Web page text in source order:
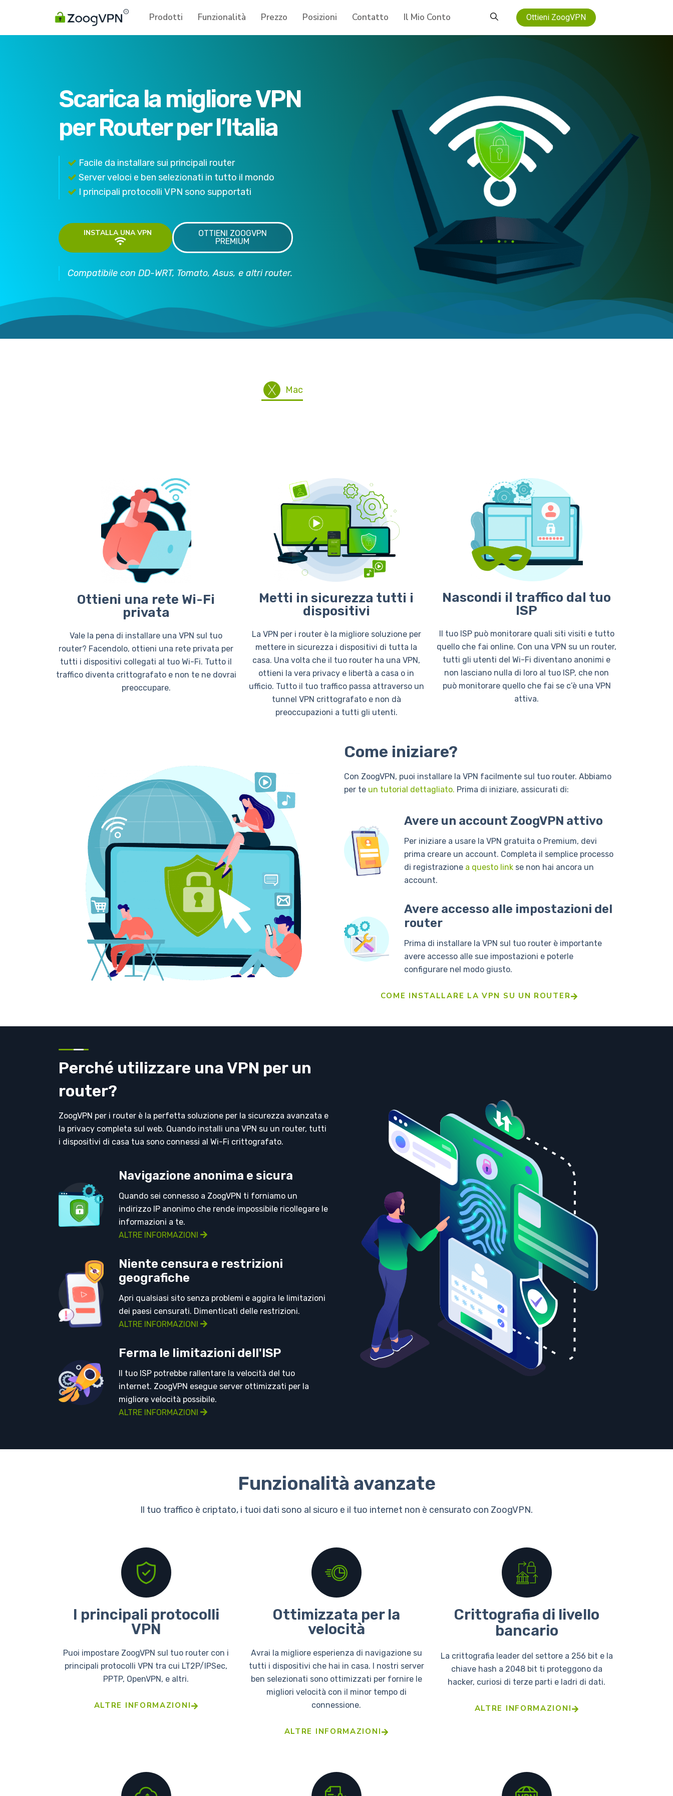
Prodotti Funzionalità Prezzo Posizioni Contatto Il Mio Conto Ottieni ZoogVPN
Scarica la migliore VPN
per Router per l’Italia
Facile da installare sui principali router
Server veloci e ben selezionati in tutto il mondo
I principali protocolli VPN sono supportati
INSTALLA UNA VPN
OTTIENI ZOOGVPN
PREMIUM
Compatibile con DD-WRT, Tomato, Asus, e altri router.
Mac
Ottieni una rete Wi-Fi
privata
Vale la pena di installare una VPN sul tuo
router? Facendolo, ottieni una rete privata per
tutti i dispositivi collegati al tuo Wi-Fi. Tutto il
traffico diventa crittografato e non te ne dovrai
preoccupare.
Metti in sicurezza tutti i
dispositivi
La VPN per i router è la migliore soluzione per
mettere in sicurezza i dispositivi di tutta la
casa. Una volta che il tuo router ha una VPN,
ottieni la vera privacy e libertà a casa o in
ufficio. Tutto il tuo traffico passa attraverso un
tunnel VPN crittografato e non dà
preoccupazioni a tutti gli utenti.
Nascondi il traffico dal tuo
ISP
Il tuo ISP può monitorare quali siti visiti e tutto
quello che fai online. Con una VPN su un router,
tutti gli utenti del Wi-Fi diventano anonimi e
non lasciano nulla di loro al tuo ISP, che non
può monitorare quello che fai se c’è una VPN
attiva.
Come iniziare?
Con ZoogVPN, puoi installare la VPN facilmente sul tuo router. Abbiamo
per te un tutorial dettagliato. Prima di iniziare, assicurati di:
Avere un account ZoogVPN attivo
Per iniziare a usare la VPN gratuita o Premium, devi
prima creare un account. Completa il semplice processo
di registrazione a questo link se non hai ancora un
account.
Avere accesso alle impostazioni del
router
Prima di installare la VPN sul tuo router è importante
avere accesso alle sue impostazioni e poterle
configurare nel modo giusto.
COME INSTALLARE LA VPN SU UN ROUTER
Perché utilizzare una VPN per un
router?
ZoogVPN per i router è la perfetta soluzione per la sicurezza avanzata e
la privacy completa sul web. Quando installi una VPN su un router, tutti
i dispositivi di casa tua sono connessi al Wi-Fi crittografato.
Navigazione anonima e sicura
Quando sei connesso a ZoogVPN ti forniamo un
indirizzo IP anonimo che rende impossibile ricollegare le
informazioni a te.
ALTRE INFORMAZIONI
Niente censura e restrizioni
geografiche
Apri qualsiasi sito senza problemi e aggira le limitazioni
dei paesi censurati. Dimenticati delle restrizioni.
ALTRE INFORMAZIONI
Ferma le limitazioni dell'ISP
Il tuo ISP potrebbe rallentare la velocità del tuo
internet. ZoogVPN esegue server ottimizzati per la
migliore velocità possibile.
ALTRE INFORMAZIONI
Funzionalità avanzate
Il tuo traffico è criptato, i tuoi dati sono al sicuro e il tuo internet non è censurato con ZoogVPN.
I principali protocolli
VPN
Puoi impostare ZoogVPN sul tuo router con i
principali protocolli VPN tra cui LT2P/IPSec,
PPTP, OpenVPN, e altri.
ALTRE INFORMAZIONI
Ottimizzata per la
velocità
Avrai la migliore esperienza di navigazione su
tutti i dispositivi che hai in casa. I nostri server
ben selezionati sono ottimizzati per fornire le
migliori velocità con il minor tempo di
connessione.
ALTRE INFORMAZIONI
Crittografia di livello
bancario
La crittografia leader del settore a 256 bit e la
chiave hash a 2048 bit ti proteggono da
hacker, curiosi di terze parti e ladri di dati.
ALTRE INFORMAZIONI